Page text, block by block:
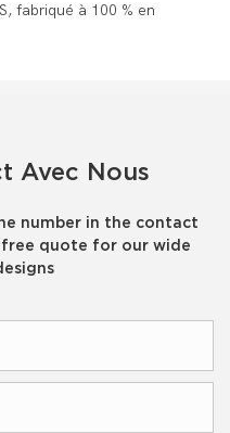
Avec Nous
number in the contact
free quote for our wide